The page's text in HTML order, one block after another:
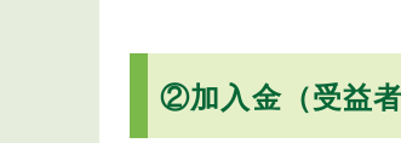
②加入金（受益